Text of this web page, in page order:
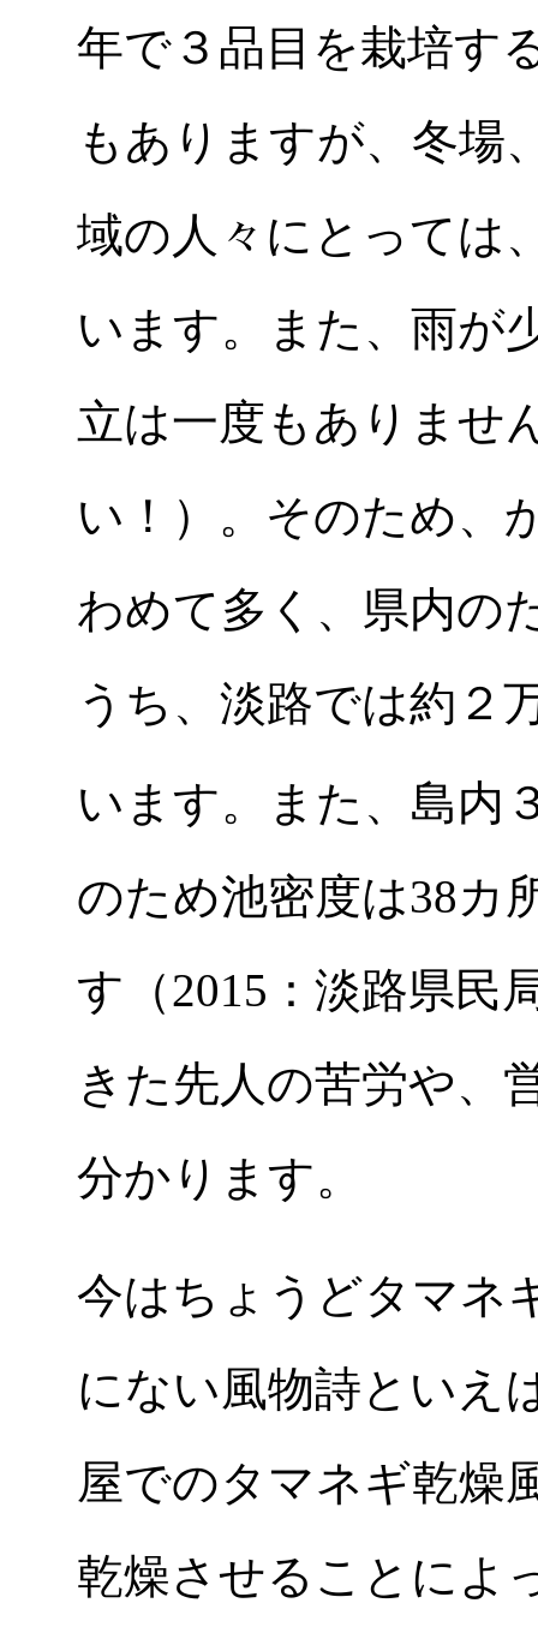
年で３品目を栽培す
もありますが、冬場
域の人々にとっては
います。また、雨が
立は一度もありませ
い！）。そのため、
わめて多く、県内の
うち、淡路では約２
います。また、島内
のため池密度は38カ
す（2015：淡路県民
きた先人の苦労や、
分かります。
今はちょうどタマネ
にない風物詩といえ
屋でのタマネギ乾燥
乾燥させることによ